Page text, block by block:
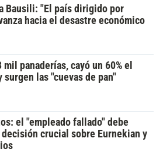
Bausili: "El país dirigido por
hacia el desastre económico
mil panaderías, cayó un 60% el
surgen las "cuevas de pan"
el "empleado fallado" debe
crucial sobre Eurnekian y